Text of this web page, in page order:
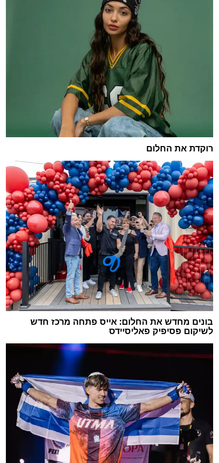
רוקדת את החלום
בונים מחדש את החלום: אייס פתחה מרכז חדש
לשיקום פסיפיק פאליסיידס